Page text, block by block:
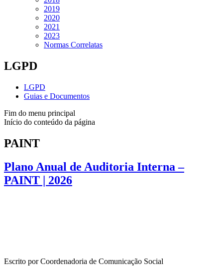
2019
2020
2021
2023
Normas Correlatas
LGPD
LGPD
Guias e Documentos
Fim do menu principal
Início do conteúdo da página
PAINT
Plano Anual de Auditoria Interna –
PAINT | 2026
Escrito por Coordenadoria de Comunicação Social